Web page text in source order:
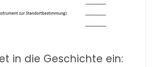
in die Geschichte ein: